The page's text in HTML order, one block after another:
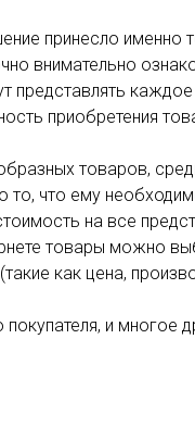
принесло именно
внимательно
представлять
приобретения
товаров,
то, что ему
на все
товары можно
как цена,
и многое